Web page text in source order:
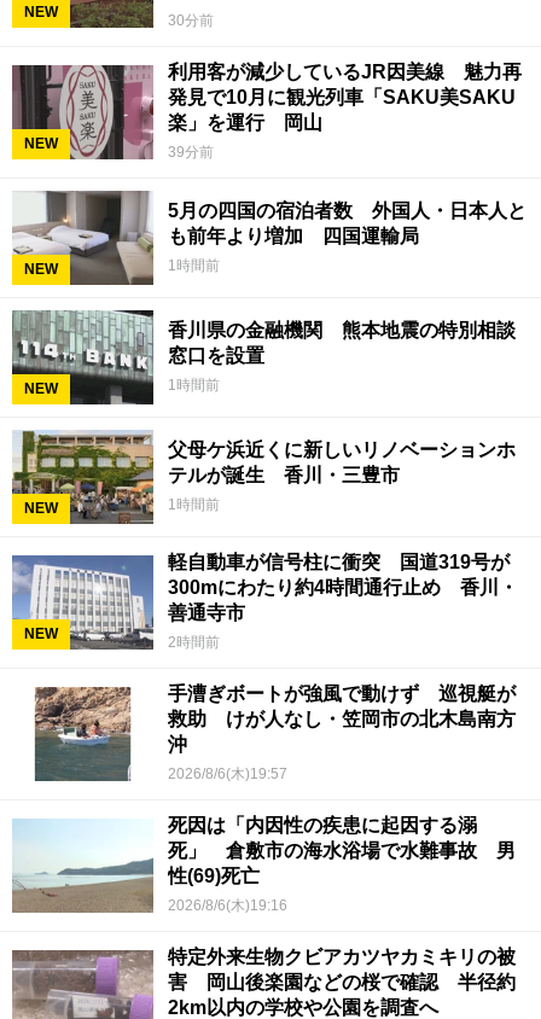
NEW 30分前
NEW
利用客が減少しているJR因美線 魅力再
発見で10月に観光列車「SAKU美SAKU
楽」を運行 岡山
39分前
NEW
5月の四国の宿泊者数 外国人・日本人と
も前年より増加 四国運輸局
1時間前
NEW
香川県の金融機関 熊本地震の特別相談
窓口を設置
1時間前
NEW
父母ケ浜近くに新しいリノベーションホ
テルが誕生 香川・三豊市
1時間前
NEW
軽自動車が信号柱に衝突 国道319号が
300mにわたり約4時間通行止め 香川・
善通寺市
2時間前
手漕ぎボートが強風で動けず 巡視艇が
救助 けが人なし・笠岡市の北木島南方
沖
2026/8/6(木)19:57
死因は「内因性の疾患に起因する溺
死」 倉敷市の海水浴場で水難事故 男
性(69)死亡
2026/8/6(木)19:16
特定外来生物クビアカツヤカミキリの被
害 岡山後楽園などの桜で確認 半径約
2km以内の学校や公園を調査へ